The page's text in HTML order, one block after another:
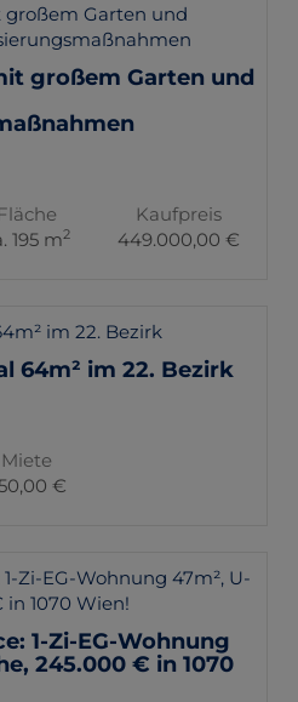
großem Garten und
Fläche
195 m2
Kaufpreis
449.000,00 €
64m² im 22. Bezirk
Miete
€
1-Zi-EG-Wohnung
245.000 € in 1070